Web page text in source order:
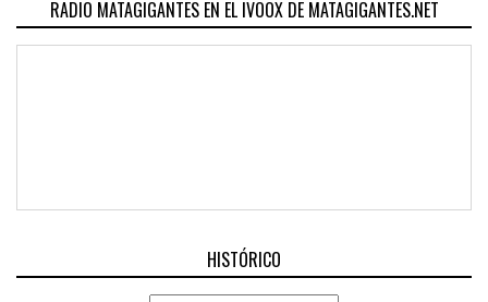
RADIO MATAGIGANTES EN EL IVOOX DE MATAGIGANTES.NET
HISTÓRICO